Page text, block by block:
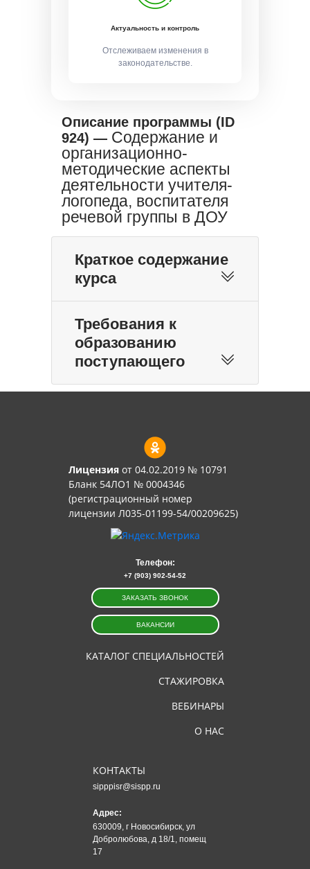
Актуальность и контроль
Отслеживаем изменения в
законодательстве.
Описание программы (ID
924) — Содержание и
организационно-
методические аспекты
деятельности учителя-
логопеда, воспитателя
речевой группы в ДОУ
Краткое содержание
курса
Требования к
образованию
поступающего
Лицензия от 04.02.2019 № 10791
Бланк 54ЛО1 № 0004346
(регистрационный номер
лицензии Л035-01199-54/00209625)
КАТАЛОГ СПЕЦИАЛЬНОСТЕЙ
СТАЖИРОВКА
ВЕБИНАРЫ
О НАС
КОНТАКТЫ
sipppisr@sispp.ru
Адрес:
630009, г Новосибирск, ул
Добролюбова, д 18/1, помещ
17
Телефон:
+7 (903) 902-54-52
ЗАКАЗАТЬ ЗВОНОК
ВАКАНСИИ